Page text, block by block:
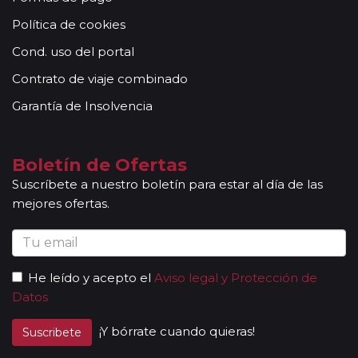
acompañantes, profesionales con mucha experiencia,
conocimientos y buena disposición para atender al
grupo. Adicionalmente, en las ciudades principales y
locales que le permitirán conocer más a fondo la
cultura de los lugares visitados. En ocasiones, los
acompañantes podrán dar las explicaciones en dos
idiomas diferentes. Según circuito, le atenderá en su
viaje un único guía-acompañante o bien cambiará de
guía-acompañante en función de la etapa. Los guías
acompañantes siempre estarán presentes en los
paseos incluidos, pero poseen múltiples funciones y
persona en particular. En los momentos en que no
existen servicios incluidos en el programa, nuestros
guías pueden encontrarse realizando funciones bien
de coordinación, bien para otros grupos diferentes y
Política de cookies
Cond. uso del portal
Contrato de viaje combinado
Garantía de Insolvencia
Boletín de Ofertas
Suscríbete a nuestro boletín para estar al día de las
mejores ofertas.
He leído y acepto el Aviso legal y Protección de
Datos
Suscribete ¡Y bórrate cuando quieras!